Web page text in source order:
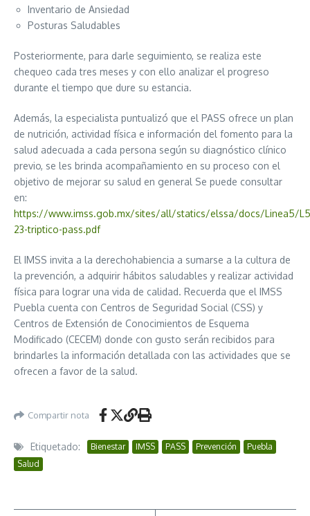
Inventario de Ansiedad
Posturas Saludables
Posteriormente, para darle seguimiento, se realiza este
chequeo cada tres meses y con ello analizar el progreso
durante el tiempo que dure su estancia.
Además, la especialista puntualizó que el PASS ofrece un plan
de nutrición, actividad física e información del fomento para la
salud adecuada a cada persona según su diagnóstico clínico
previo, se les brinda acompañamiento en su proceso con el
objetivo de mejorar su salud en general Se puede consultar
en:
https://www.imss.gob.mx/sites/all/statics/elssa/docs/Linea5/
23-triptico-pass.pdf
El IMSS invita a la derechohabiencia a sumarse a la cultura de
la prevención, a adquirir hábitos saludables y realizar actividad
física para lograr una vida de calidad. Recuerda que el IMSS
Puebla cuenta con Centros de Seguridad Social (CSS) y
Centros de Extensión de Conocimientos de Esquema
Modificado (CECEM) donde con gusto serán recibidos para
brindarles la información detallada con las actividades que se
ofrecen a favor de la salud.
Compartir nota
Etiquetado: Bienestar IMSS PASS Prevención
Puebla
Salud